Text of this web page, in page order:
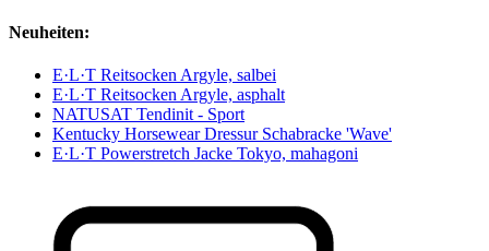
Neuheiten:
E·L·T Reitsocken Argyle, salbei
E·L·T Reitsocken Argyle, asphalt
NATUSAT Tendinit - Sport
Kentucky Horsewear Dressur Schabracke 'Wave'
E·L·T Powerstretch Jacke Tokyo, mahagoni